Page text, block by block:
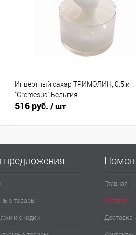
Инвертный сахар ТРИМОЛИН, 0.5 кг.
"Cremesuc" Бельгия
516 руб. / шт
предложения
товары
и скидки
Главная
Каталог
Доставка